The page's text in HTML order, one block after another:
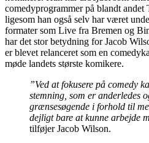
comedyprogrammer på blandt
ligesom han også selv har været
formater som Live fra Bremen og
har det stor betydning for Jacob
er blevet relanceret som en
møde landets største komikere.
”Ved at fokusere på comedy
stemning, som er anderledes
grænsesøgende i forhold til
dejligt bare at kunne arbejde
tilføjer Jacob Wilson.